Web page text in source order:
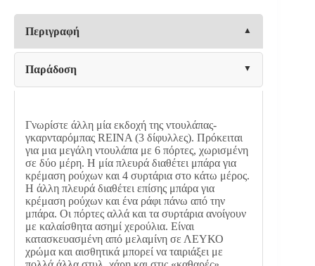
4
ΣΥΡΤΑΡΙΑ-
ΜΕΛΑΜΙΝΗ
ΣΕ
ΛΕΥΚΟ
240x43x181Υεκ.
ποσότητα
Περιγραφή
Παράδοση
Γνωρίστε άλλη μία εκδοχή της ντουλάπας-
γκαρνταρόμπας REINA (3 δίφυλλες). Πρόκειται
για μια μεγάλη ντουλάπα με 6 πόρτες, χωρισμένη
σε δύο μέρη. Η μία πλευρά διαθέτει μπάρα για
κρέμαση ρούχων και 4 συρτάρια στο κάτω μέρος.
Η άλλη πλευρά διαθέτει επίσης μπάρα για
κρέμαση ρούχων και ένα ράφι πάνω από την
μπάρα. Οι πόρτες αλλά και τα συρτάρια ανοίγουν
με καλαίσθητα ασημί χερούλια. Είναι
κατασκευασμένη από μελαμίνη σε ΛΕΥΚΟ
χρώμα και αισθητικά μπορεί να ταιριάξει με